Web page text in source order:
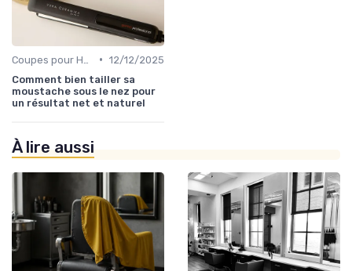
• 12/12/2025
Comment bien tailler sa
moustache sous le nez pour
un résultat net et naturel
À lire aussi